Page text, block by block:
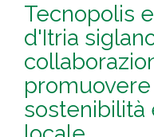
Tecnopolis
d'Itria
sostenibilità